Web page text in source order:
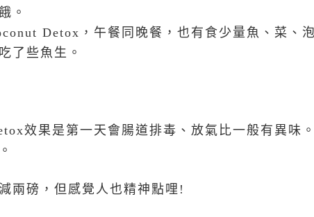
。
Detox ，午餐同晚餐，也有食少量魚、菜、
了些魚生。
效果是第一天會腸道排毒、放氣比一般有異味。
兩磅，但感覺人也精神點哩 !